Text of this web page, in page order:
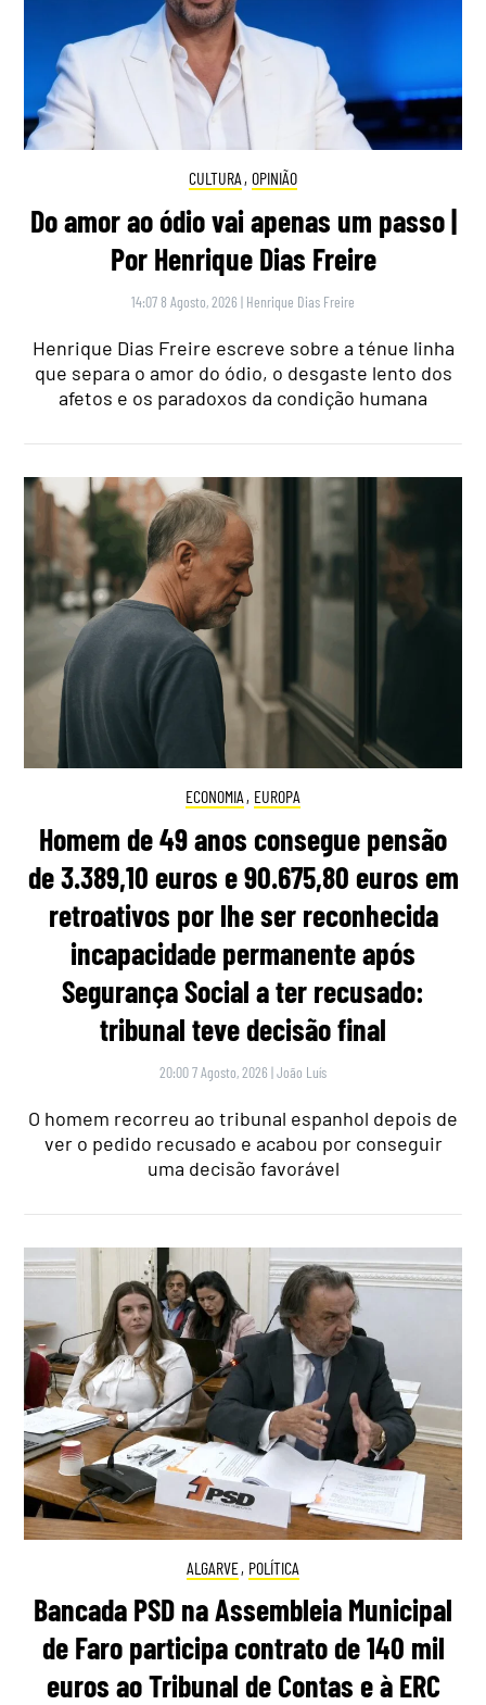
CULTURA , OPINIÃO
Do amor ao ódio vai apenas um passo |
Por Henrique Dias Freire
14:07 8 Agosto, 2026 | Henrique Dias Freire
Henrique Dias Freire escreve sobre a ténue linha
que separa o amor do ódio, o desgaste lento dos
afetos e os paradoxos da condição humana
ECONOMIA , EUROPA
Homem de 49 anos consegue pensão
de 3.389,10 euros e 90.675,80 euros em
retroativos por lhe ser reconhecida
incapacidade permanente após
Segurança Social a ter recusado:
tribunal teve decisão final
20:00 7 Agosto, 2026 |João Luís
O homem recorreu ao tribunal espanhol depois de
ver o pedido recusado e acabou por conseguir
uma decisão favorável
ALGARVE, POLÍTICA
Bancada PSD na Assembleia Municipal
de Faro participa contrato de 140 mil
euros ao Tribunal de Contas e à ERC